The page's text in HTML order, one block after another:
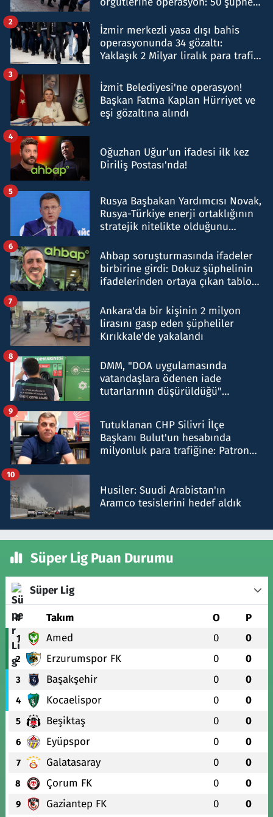
İzmir merkezli yasa dışı bahis
operasyonunda 34 gözaltı:
Yaklaşık 2 Milyar liralık para trafiği
2
İzmit Belediyesi'ne operasyon!
Başkan Fatma Kaplan Hürriyet ve
eşi gözaltına alındı
3
Oğuzhan Uğur’un ifadesi ilk kez
Diriliş Postası'nda!
4
Rusya Başbakan Yardımcısı Novak,
Rusya-Türkiye enerji ortaklığının
stratejik nitelikte olduğunu
5
Ahbap soruşturmasında ifadeler
birbirine girdi: Dokuz şüphelinin
ifadelerinden ortaya çıkan tablo
6
Ankara'da bir kişinin 2 milyon
lirasını gasp eden şüpheliler
Kırıkkale'de yakalandı
7
DMM, "DOA uygulamasında
vatandaşlara ödenen iade
tutarlarının düşürüldüğü"
8
Tutuklanan CHP Silivri İlçe
Başkanı Bulut'un hesabında
milyonluk para trafiğine: Patron
9
Husiler: Suudi Arabistan'ın
Aramco tesislerini hedef aldık
10
Süper Lig Puan Durumu
Süper Lig
# Takım O P
1 Amed 0 0
2 Erzurumspor FK 0 0
3 Başakşehir 0 0
4 Kocaelispor 0 0
5 Beşiktaş 0 0
6 Eyüpspor 0 0
7 Galatasaray 0 0
8 Çorum FK 0 0
9 Gaziantep FK 0 0